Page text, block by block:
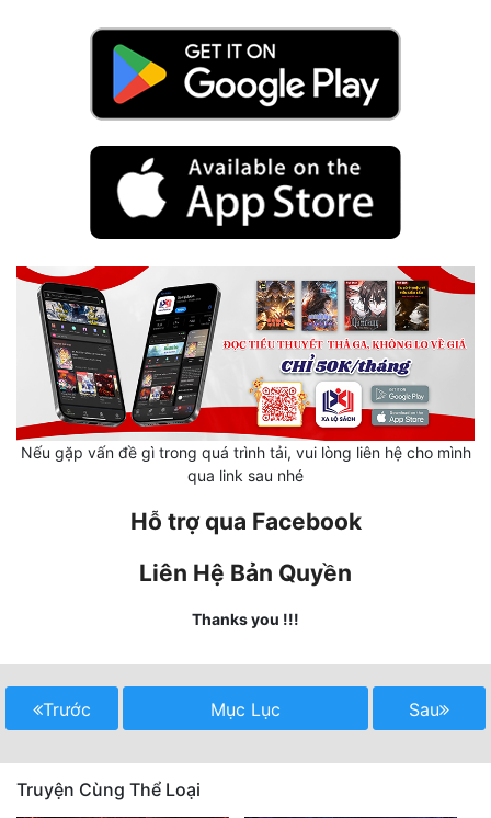
Kỳ Ảo
Linh Dị
Làm Giàu
Lịch Sử
Nữ Cường
Phong Thủy - Tâm Linh
Nếu gặp vấn đề gì trong quá trình tải, vui lòng liên hệ cho mình
qua link sau nhé
Hỗ trợ qua Facebook
Liên Hệ Bản Quyền
Thanks you !!!
Trước Mục Lục Sau
Truyện Cùng Thể Loại